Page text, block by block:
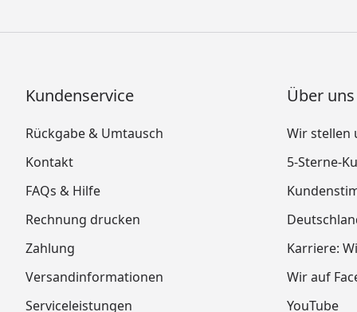
Kundenservice
Rückgabe & Umtausch
Kontakt
FAQs & Hilfe
Rechnung drucken
Zahlung
Versandinformationen
Serviceleistungen
Über uns
Wir stellen
5-Sterne-
Karriere:
Wir auf
YouTube